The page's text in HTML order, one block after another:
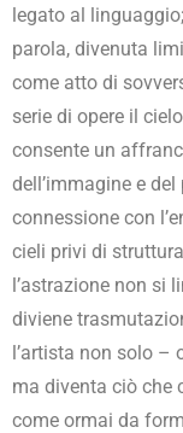
legato al
parola, divenuta
come atto di
serie di opere il
consente un
dell’immagine e
connessione con
cieli privi di
l’astrazione non si
diviene
l’artista non solo –
ma diventa ciò che
come ormai da